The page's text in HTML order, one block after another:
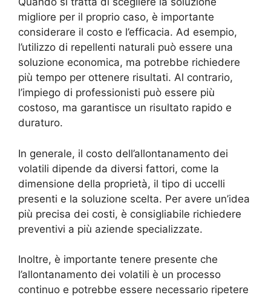
migliore per il proprio caso, è importante
considerare il costo e l’efficacia. Ad esempio,
l’utilizzo di repellenti naturali può essere una
soluzione economica, ma potrebbe richiedere
più tempo per ottenere risultati. Al contrario,
l’impiego di professionisti può essere più
costoso, ma garantisce un risultato rapido e
duraturo.
In generale, il costo dell’allontanamento dei
volatili dipende da diversi fattori, come la
dimensione della proprietà, il tipo di uccelli
presenti e la soluzione scelta. Per avere un’idea
più precisa dei costi, è consigliabile richiedere
preventivi a più aziende specializzate.
Inoltre, è importante tenere presente che
l’allontanamento dei volatili è un processo
continuo e potrebbe essere necessario ripetere